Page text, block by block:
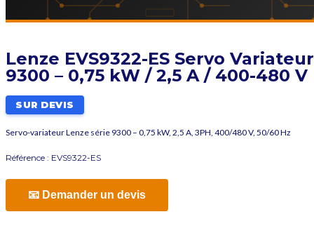
Lenze EVS9322-ES Servo Variateur
9300 – 0,75 kW / 2,5 A / 400-480 V
SUR DEVIS
Servo-variateur Lenze série 9300 – 0,75 kW, 2,5 A, 3PH, 400/480 V, 50/60 Hz
Référence : EVS9322-ES
📧 Demander un devis